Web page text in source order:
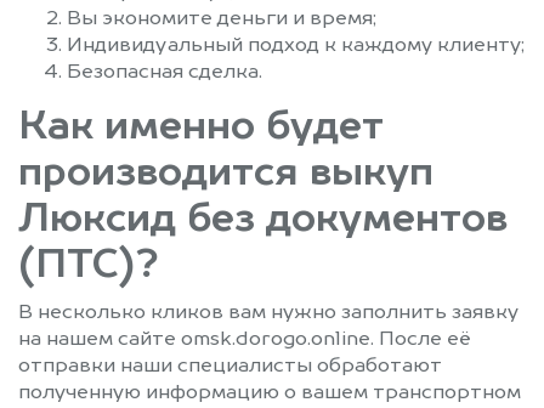
Вы экономите деньги и время;
Индивидуальный подход к каждому клиенту;
Безопасная сделка.
Как именно будет
производится выкуп
Люксид без документов
(ПТС)?
В несколько кликов вам нужно заполнить заявку
на нашем сайте omsk.dorogo.online. После её
отправки наши специалисты обработают
полученную информацию о вашем транспортном